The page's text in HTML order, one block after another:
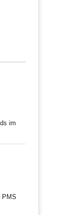
im
PMS